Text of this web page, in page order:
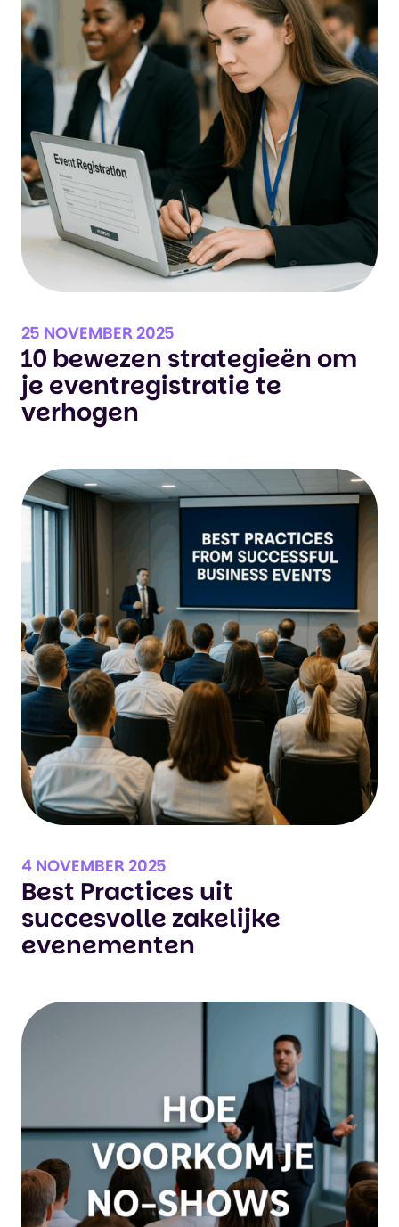
25 NOVEMBER 2025
10 bewezen strategieën om
je eventregistratie te
verhogen
4 NOVEMBER 2025
Best Practices uit
succesvolle zakelijke
evenementen